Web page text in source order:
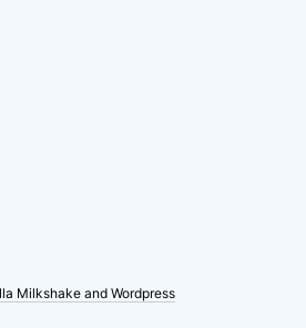
Milkshake and Wordpress